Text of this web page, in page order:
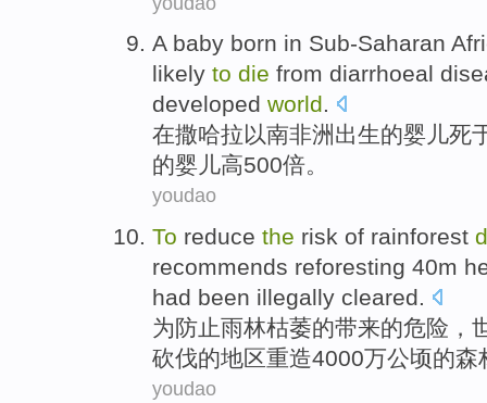
A baby born in Sub-Saharan
likely to die from diarrhoeal
developed world.
在撒哈拉以南非洲 出生的婴儿死
的婴儿高500倍。
youdao
To reduce the risk of rainforest
recommends reforesting 40m
had been illegally cleared.
为防止雨林枯萎的带来的危险 ，
砍伐的地区重造4000万公顷的森
youdao